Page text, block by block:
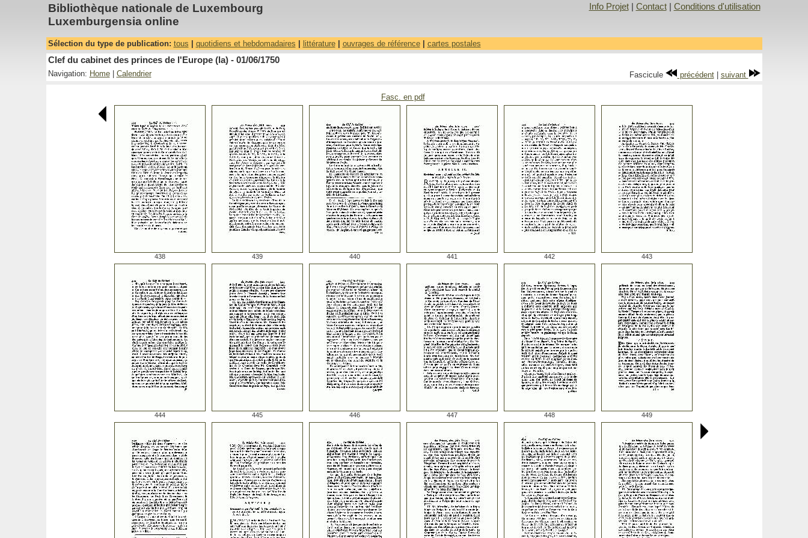
Bibliothèque nationale de Luxembourg
Luxemburgensia online
Info Projet| Contact| Conditions d'utilisation
Sélection du type de publication: tous quotidiens et hebdomadaires littérature| ouvrages de référence| cartes postales
Clef du cabinet des princes de l'Europe (la) - 01/06/1750
Navigation: Home| Calendrier Fascicule précédent| suivant
Fasc. en pdf
438 439 440 441 442 443
444 445 446 447 448 449